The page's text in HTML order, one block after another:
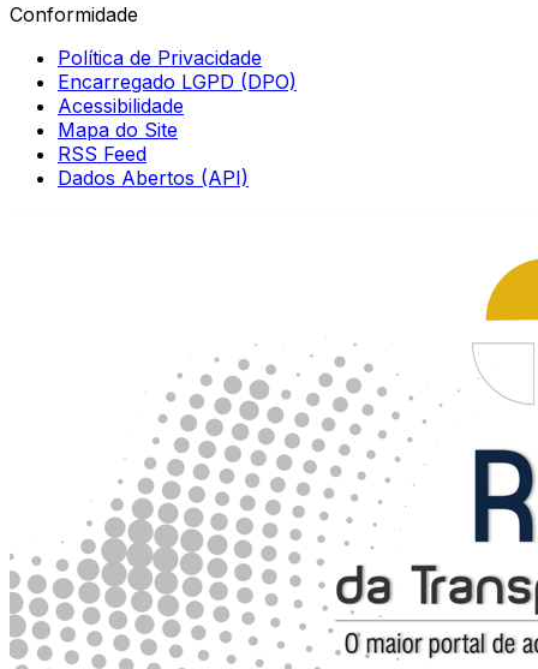
Conformidade
Política de Privacidade
Encarregado LGPD (DPO)
Acessibilidade
Mapa do Site
RSS Feed
Dados Abertos (API)